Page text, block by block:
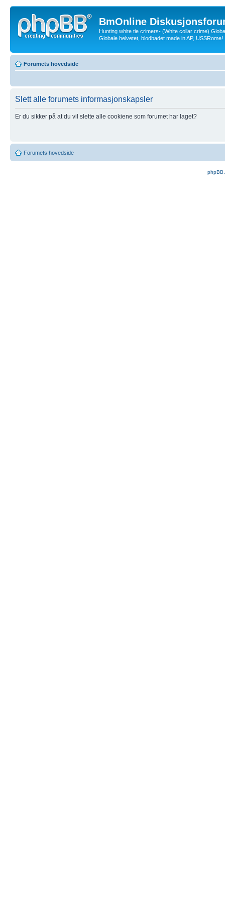
BmOnline
Hunting white tie crimers- (White collar crime)
Globale helvetet, blodbadet made in AP, USSRome!
Forumets hovedside
Slett alle forumets informasjonskapsler
Er du sikker på at du vil slette alle cookiene som forumet har laget?
Forumets hovedside